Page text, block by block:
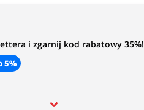
i zgarnij kod rabatowy 35%!
5%